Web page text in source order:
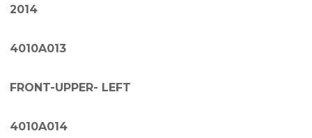
2014
4010A013
FRONT-UPPER- LEFT
4010A014